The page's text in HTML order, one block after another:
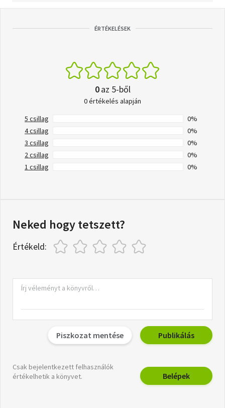
ÉRTÉKELÉSEK
0az 5-ből
0 értékelés alapján
5 csillag
0%
4 csillag
0%
3 csillag
0%
2 csillag
0%
1 csillag
0%
Neked hogy tetszett?
Értékeld:
Piszkozat mentése Publikálás
Csak bejelentkezett felhasználók
értékelhetik a könyvet.
Belépek